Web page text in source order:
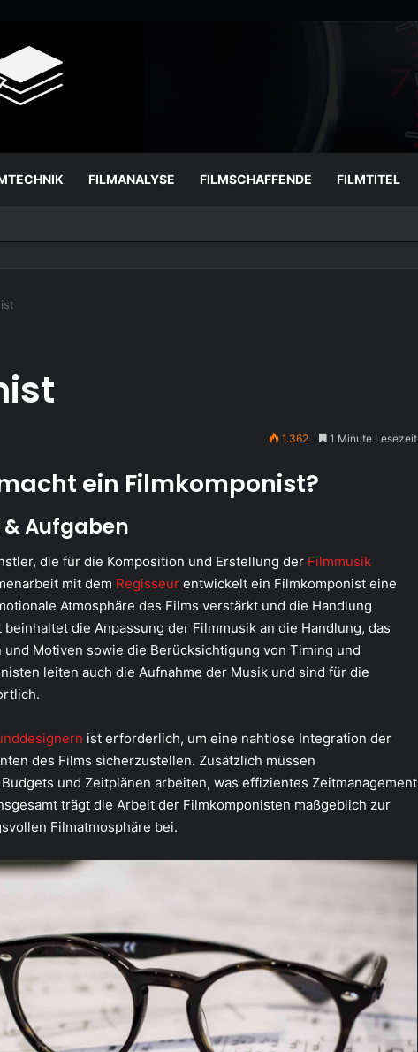
FILMANALYSE FILMSCHAFFENDE FILMTITEL
1.362 1 Minute Lesezeit
ein Filmkomponist?
Aufgaben
die für die Komposition und Erstellung der Filmmusik
mit dem Regisseur entwickelt ein Filmkomponist eine
Atmosphäre des Films verstärkt und die Handlung
die Anpassung der Filmmusik an die Handlung, das
Motiven sowie die Berücksichtigung von Timing und
en leiten auch die Aufnahme der Musik und sind für die
ist erforderlich, um eine nahtlose Integration der
des Films sicherzustellen. Zusätzlich müssen
und Zeitplänen arbeiten, was effizientes Zeitmanagement
trägt die Arbeit der Filmkomponisten maßgeblich zur
Filmatmosphäre bei.